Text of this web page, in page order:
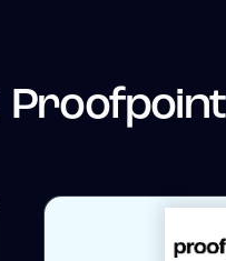
Proofpoint